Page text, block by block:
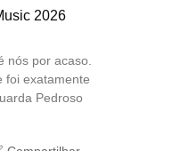
2026
nós por acaso.
foi exatamente
Pedroso